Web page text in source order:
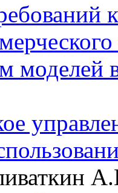
моделей